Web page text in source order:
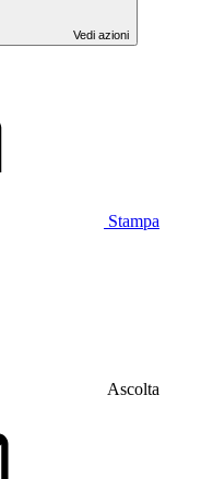
Vedi azioni
Stampa
Ascolta